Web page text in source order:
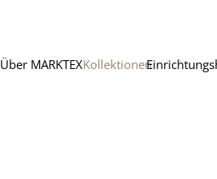
Über MARKTEXKollektionen